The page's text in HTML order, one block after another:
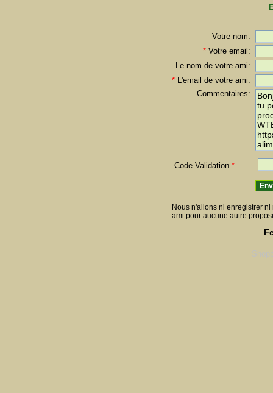
Votre nom:
*Votre email:
Le nom de votre ami:
*L'email de votre ami:
Commentaires:
Code Validation *
Nous n'allons ni enregistrer
ami pour aucune autre